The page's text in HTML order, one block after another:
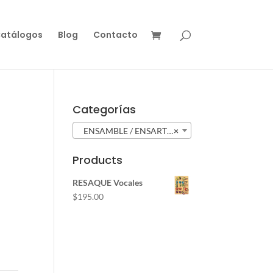
Blog Contacto
Categorías
×
ENSAMBLE / ENSARTE / ENCAJE (192)
Products
RESAQUE Vocales
$195.00